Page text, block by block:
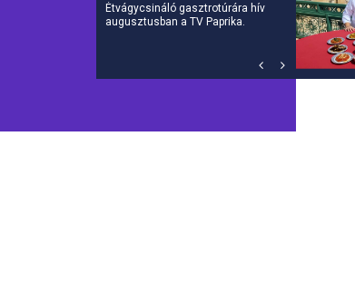
Már csak néhány nap, és visszatér
Manhattan posztapokaliptikus
debütál itthon is az AMC-n a The